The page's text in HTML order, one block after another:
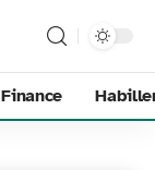
Finance